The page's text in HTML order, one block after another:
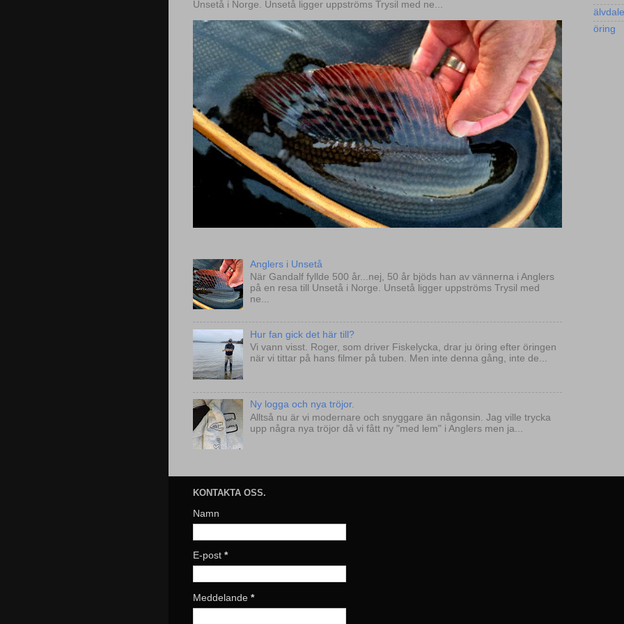
Unsetå i Norge. Unsetå ligger uppströms Trysil med ne...
Anglers i Unsetå
När Gandalf fyllde 500 år...nej, 50 år bjöds han av vännerna i Anglers
på en resa till Unsetå i Norge. Unsetå ligger uppströms Trysil med
ne...
Hur fan gick det här till?
Vi vann visst. Roger, som driver Fiskelycka, drar ju öring efter öringen
när vi tittar på hans filmer på tuben. Men inte denna gång, inte de...
Ny logga och nya tröjor.
Alltså nu är vi modernare och snyggare än någonsin. Jag ville trycka
upp några nya tröjor då vi fått ny "med lem" i Anglers men ja...
öring
KONTAKTA OSS.
Namn
E-post *
Meddelande *